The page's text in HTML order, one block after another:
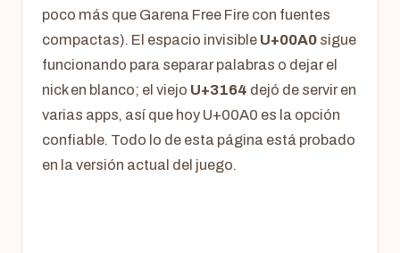
poco más que Garena Free Fire con fuentes
compactas). El espacio invisible U+00A0 sigue
funcionando para separar palabras o dejar el
nick en blanco; el viejo U+3164 dejó de servir en
varias apps, así que hoy U+00A0 es la opción
confiable. Todo lo de esta página está probado
en la versión actual del juego.